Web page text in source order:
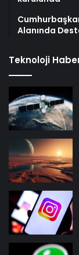
Alanında
Teknoloji